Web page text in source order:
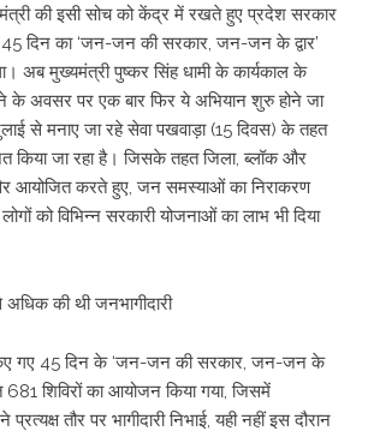
की इसी सोच को केंद्र में रखते हुए प्रदेश सरकार
दिन का ‘जन-जन की सरकार, जन-जन के द्वार’
अब मुख्यमंत्री पुष्कर सिंह धामी के कार्यकाल के
के अवसर पर एक बार फिर ये अभियान शुरु होने जा
से मनाए जा रहे सेवा पखवाड़ा (15 दिवस) के तहत
किया जा रहा है। जिसके तहत जिला, ब्लॉक और
आयोजित करते हुए, जन समस्याओं का निराकरण
को विभिन्न सरकारी योजनाओं का लाभ भी दिया
की थी जनभागीदारी
गए 45 दिन के ‘जन-जन की सरकार, जन-जन के
681 शिविरों का आयोजन किया गया, जिसमें
तौर पर भागीदारी निभाई, यही नहीं इस दौरान